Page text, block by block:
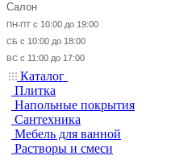
Салон
ПН-ПТ с 10:00 до 19:00
СБ с 10:00 до 18:00
ВС с 11:00 до 17:00
Каталог
Плитка
Напольные покрытия
Сантехника
Мебель для ванной
Растворы и смеси